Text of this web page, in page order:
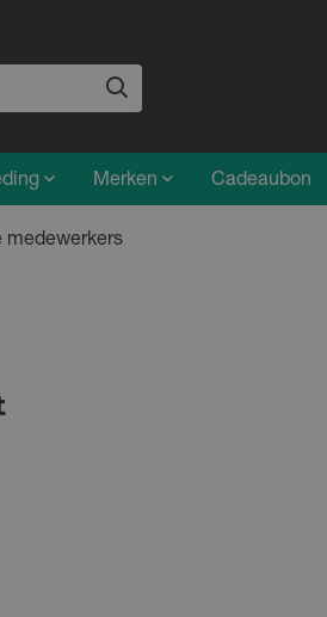
Merken Cadeaubon
medewerkers